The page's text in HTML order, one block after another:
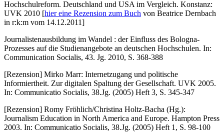
Hochschulreform. Deutschland und USA im Vergleich. Konstanz:
UVK 2010 [hier eine Rezension zum Buch von Beatrice Dernbach
in r:k:m vom 14.12.2011]
Journalistenausbildung im Wandel : der Einfluss des Bologna-
Prozesses auf die Studienangebote an deutschen Hochschulen. In:
Communication Socialis, 43. Jg. 2010, S. 368-388
[Rezension] Mirko Marr: Internetzugang und politische
Informiertheit. Zur digitalen Spaltung der Gesellschaft. UVK 2005.
In: Communicatio Socialis, 38.Jg. (2005) Heft 3, S. 345-347
[Rezension] Romy Fröhlich/Christina Holtz-Bacha (Hg.):
Journalism Education in North America and Europe. Hampton Press
2003. In: Communicatio Socialis, 38.Jg. (2005) Heft 1, S. 98-100